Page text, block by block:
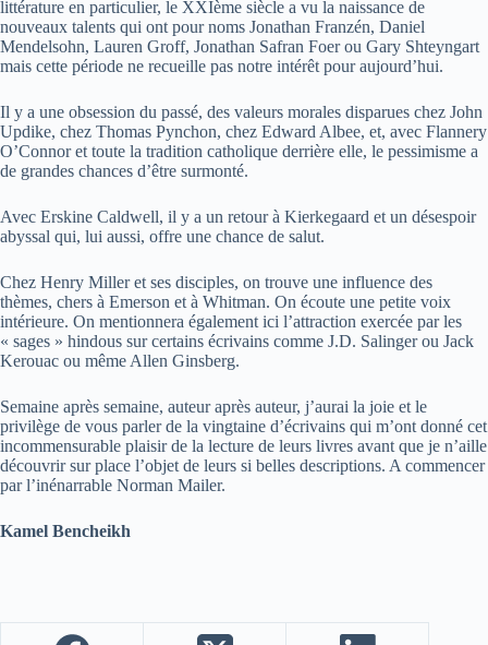
littérature en particulier, le XXIème siècle a vu la naissance de
nouveaux talents qui ont pour noms Jonathan Franzén, Daniel
Mendelsohn, Lauren Groff, Jonathan Safran Foer ou Gary Shteyngart
mais cette période ne recueille pas notre intérêt pour aujourd’hui.
Il y a une obsession du passé, des valeurs morales disparues chez John
Updike, chez Thomas Pynchon, chez Edward Albee, et, avec Flannery
O’Connor et toute la tradition catholique derrière elle, le pessimisme a
de grandes chances d’être surmonté.
Avec Erskine Caldwell, il y a un retour à Kierkegaard et un désespoir
abyssal qui, lui aussi, offre une chance de salut.
Chez Henry Miller et ses disciples, on trouve une influence des
thèmes, chers à Emerson et à Whitman. On écoute une petite voix
intérieure. On mentionnera également ici l’attraction exercée par les
« sages » hindous sur certains écrivains comme J.D. Salinger ou Jack
Kerouac ou même Allen Ginsberg.
Semaine après semaine, auteur après auteur, j’aurai la joie et le
privilège de vous parler de la vingtaine d’écrivains qui m’ont donné cet
incommensurable plaisir de la lecture de leurs livres avant que je n’aille
découvrir sur place l’objet de leurs si belles descriptions. A commencer
par l’inénarrable Norman Mailer.
Kamel Bencheikh